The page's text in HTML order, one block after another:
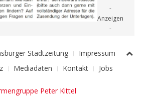
Stadtzeitung
Impressum
Mediadaten Kontakt Jobs
Peter Kittel